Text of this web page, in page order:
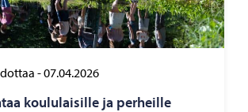
-07.04.2026
kou­lu­lai­sil­le ja per­heil­le